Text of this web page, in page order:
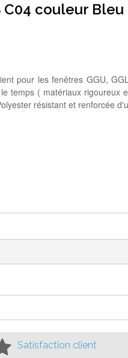
couleur
pour les fenêtres GGU,
temps ( matériaux rigoureux
résistant et renforcée
Satisfaction client